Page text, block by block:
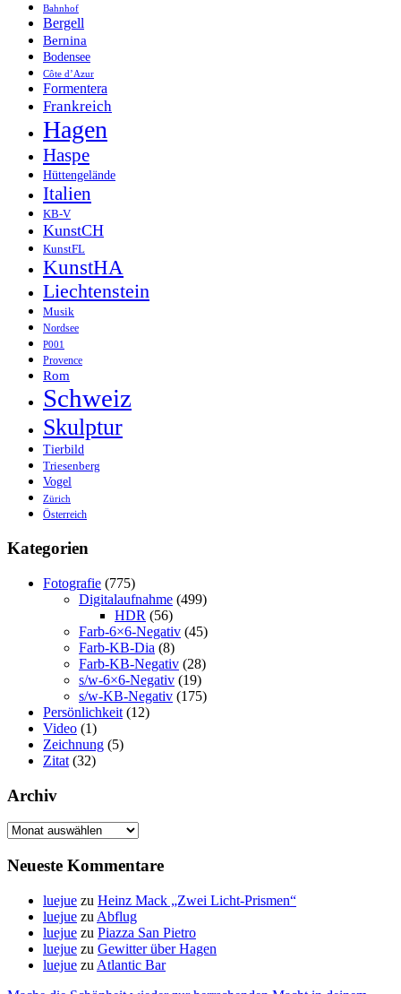
Bahnhof
Bergell
Bernina
Bodensee
Côte d’Azur
Formentera
Frankreich
Hagen
Haspe
Hüttengelände
Italien
KB-V
KunstCH
KunstFL
KunstHA
Liechtenstein
Musik
Nordsee
P001
Provence
Rom
Schweiz
Skulptur
Tierbild
Triesenberg
Vogel
Zürich
Österreich
Kategorien
Fotografie (775)
Digitalaufnahme (499)
HDR (56)
Farb-6×6-Negativ (45)
Farb-KB-Dia (8)
Farb-KB-Negativ (28)
s/w-6×6-Negativ (19)
s/w-KB-Negativ (175)
Persönlichkeit (12)
Video (1)
Zeichnung (5)
Zitat (32)
Archiv
Archiv
Neueste Kommentare
luejue zu Heinz Mack „Zwei Licht-Prismen“
luejue zu Abflug
luejue zu Piazza San Pietro
luejue zu Gewitter über Hagen
luejue zu Atlantic Bar